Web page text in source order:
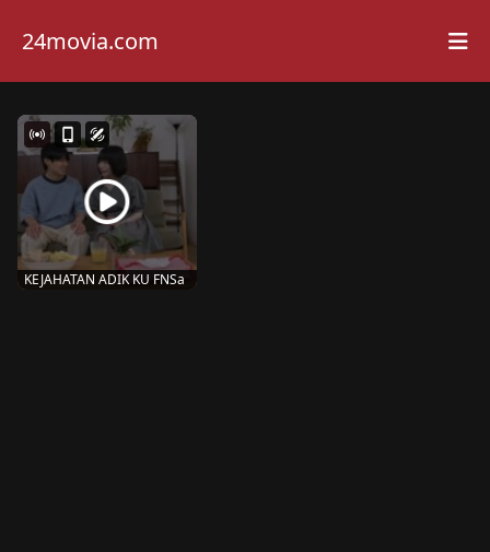
24movia.com
KEJAHATAN ADIK KU FNSa